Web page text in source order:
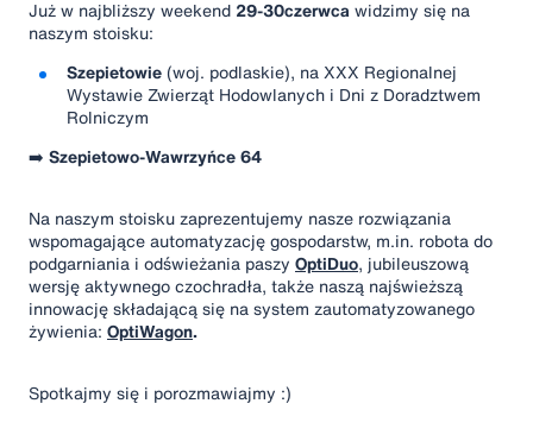
Już w najbliższy weekend 29-30czerwca widzimy się na
naszym stoisku:
Szepietowie (woj. podlaskie), na XXX Regionalnej
Wystawie Zwierząt Hodowlanych i Dni z Doradztwem
Rolniczym
➡️ Szepietowo-Wawrzyńce 64
Na naszym stoisku zaprezentujemy nasze rozwiązania
wspomagające automatyzację gospodarstw, m.in. robota do
podgarniania i odświeżania paszy OptiDuo, jubileuszową
wersję aktywnego czochradła, także naszą najświeższą
innowację składającą się na system zautomatyzowanego
żywienia: OptiWagon.
Spotkajmy się i porozmawiajmy :)